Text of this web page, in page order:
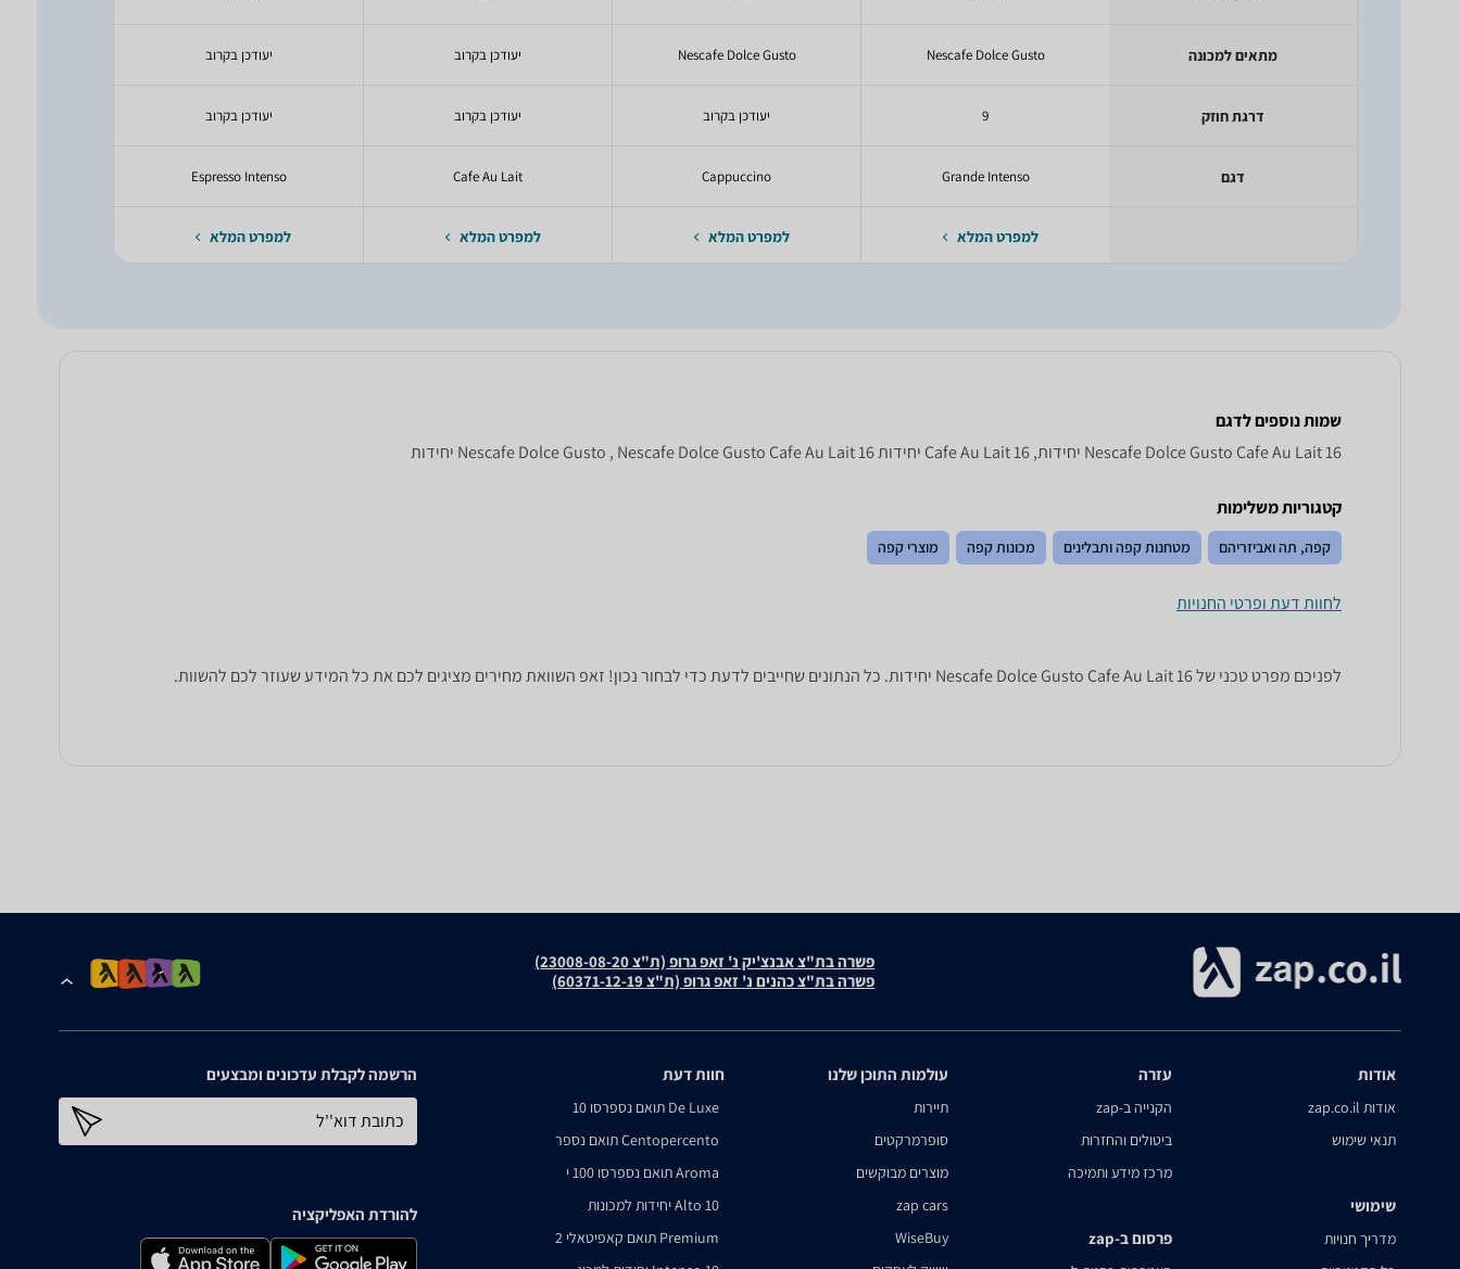
מתאים למכונה
דרגת חוזק
דגם
Nescafe Dolce Gusto
9
Grande Intenso
למפרט המלא
Nescafe Dolce Gusto
יעודכן בקרוב
Cappuccino
למפרט המלא
יעודכן בקרוב
יעודכן בקרוב
Cafe Au Lait
למפרט המלא
יעודכן בקרוב
יעודכן בקרוב
Espresso Intenso
למפרט המלא
שמות נוספים לדגם
Nescafe Dolce Gusto Cafe Au Lait 16 יחידות, Cafe Au Lait 16 יחידות Nescafe Dolce Gusto , Nescafe Dolce Gusto Cafe Au Lait 16 יחידות
קטגוריות משלימות
קפה, תה ואביזריהם מטחנות קפה ותבלינים מכונות קפה מוצרי קפה
לחוות דעת ופרטי החנויות
לפניכם מפרט טכני של Nescafe Dolce Gusto Cafe Au Lait 16 יחידות. כל הנתונים שחייבים לדעת כדי לבחור נכון! זאפ השוואת מחירים מציגים לכם את כל המידע שעוזר לכם להשוות.
פשרה בת"צ אבנצ'יק נ' זאפ גרופ (ת"צ 23008-08-20)
פשרה בת"צ כהנים נ' זאפ גרופ (ת"צ 60371-12-19)
אודות
אודות zap.co.il
תנאי שימוש
שימושי
מדריך חנויות
עזרה
הקנייה ב-zap
ביטולים והחזרות
מרכז מידע ותמיכה
פרסום ב-zap
עולמות התוכן שלנו
תיירות
סופרמרקטים
מוצרים מבוקשים
zap cars
WiseBuy
חוות דעת
De Luxe תואם נספרסו 10
Centopercento תואם נספר
Aroma תואם נספרסו 100 י
Alto 10 יחידות למכונות
Premium תואם קאפיטאלי 2
הרשמה לקבלת עדכונים ומבצעים
כתובת דוא''ל
להורדת האפליקציה